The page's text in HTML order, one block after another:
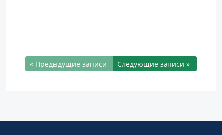
« Предыдущие записи Следующие записи »